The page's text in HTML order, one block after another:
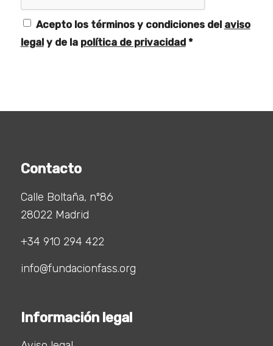
Acepto los términos y condiciones del aviso
legaly de la política de privacidad *
Contacto
Calle Boltaña, nº86
28022 Madrid
+34 910 294 422
info@fundacionfass.org
Información legal